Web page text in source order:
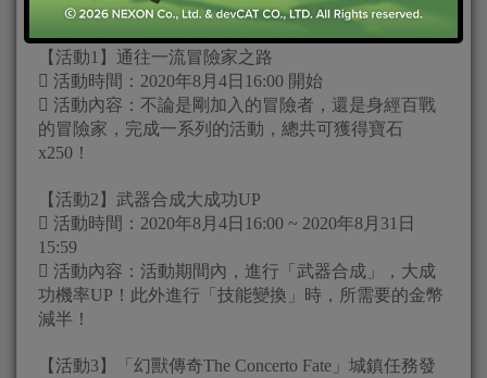
「武器合成」金幣減半與能力提升等期間限定活動。
【活動1】通往一流冒險家之路
 活動時間：2020年8月4日16:00 開始
 活動內容：不論是剛加入的冒險者，還是身經百戰
的冒險家，完成一系列的活動，總共可獲得寶石
x250！
【活動2】武器合成大成功UP
 活動時間：2020年8月4日16:00 ~ 2020年8月31日
15:59
 活動內容：活動期間內，進行「武器合成」，大成
功機率UP！此外進行「技能變換」時，所需要的金幣
減半！
【活動3】「幻獸傳奇The Concerto Fate」城鎮任務發